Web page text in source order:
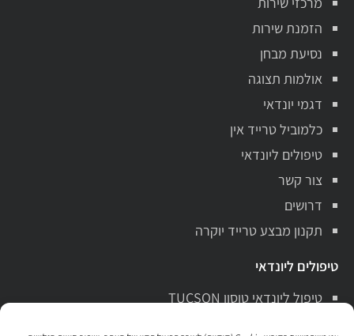
הזמנת שירות
נסיעת מבחן
אולמות תצוגה
דגמי יונדאי
כלמוביל טרייד אין
טיפולים ליונדאי
צור קשר
דרושים
תקנון מבצע טרייד יוקרה
טיפולים ליונדאי
טיפול ליונדאי טוסון TUCSON